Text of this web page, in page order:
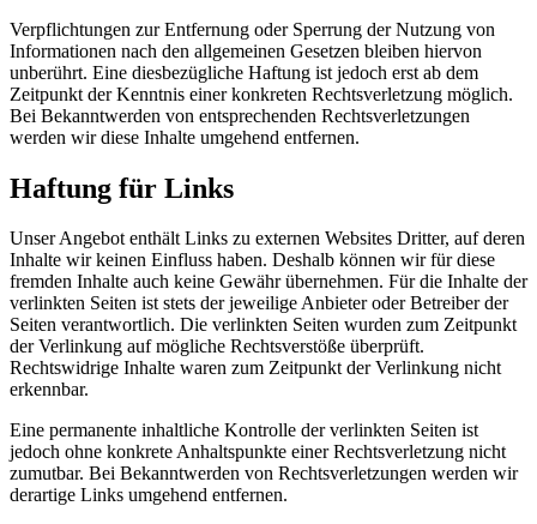
Verpflichtungen zur Entfernung oder Sperrung der Nutzung von
Informationen nach den allgemeinen Gesetzen bleiben hiervon
unberührt. Eine diesbezügliche Haftung ist jedoch erst ab dem
Zeitpunkt der Kenntnis einer konkreten Rechtsverletzung möglich.
Bei Bekanntwerden von entsprechenden Rechtsverletzungen
werden wir diese Inhalte umgehend entfernen.
Haftung für Links
Unser Angebot enthält Links zu externen Websites Dritter, auf deren
Inhalte wir keinen Einfluss haben. Deshalb können wir für diese
fremden Inhalte auch keine Gewähr übernehmen. Für die Inhalte der
verlinkten Seiten ist stets der jeweilige Anbieter oder Betreiber der
Seiten verantwortlich. Die verlinkten Seiten wurden zum Zeitpunkt
der Verlinkung auf mögliche Rechtsverstöße überprüft.
Rechtswidrige Inhalte waren zum Zeitpunkt der Verlinkung nicht
erkennbar.
Eine permanente inhaltliche Kontrolle der verlinkten Seiten ist
jedoch ohne konkrete Anhaltspunkte einer Rechtsverletzung nicht
zumutbar. Bei Bekanntwerden von Rechtsverletzungen werden wir
derartige Links umgehend entfernen.